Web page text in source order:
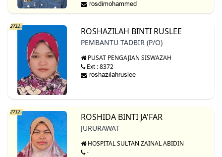
2711. ROSHAZILAH BINTI RUSLEE
PEMBANTU TADBIR (P/O)
PUSAT PENGAJIAN SISWAZAH
Ext : 8372
2712. ROSHIDA BINTI JA'FAR
JURURAWAT
HOSPITAL SULTAN ZAINAL ABIDIN
-